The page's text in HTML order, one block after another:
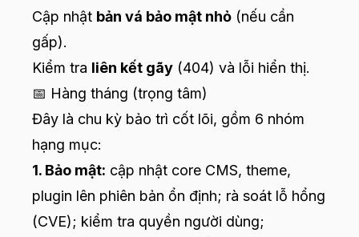
Cập nhật bản vá bảo mật nhỏ (nếu cần
gấp).
Kiểm tra liên kết gãy (404) và lỗi hiển thị.
📅 Hàng tháng (trọng tâm)
Đây là chu kỳ bảo trì cốt lõi, gồm 6 nhóm
hạng mục:
1. Bảo mật: cập nhật core CMS, theme,
plugin lên phiên bản ổn định; rà soát lỗ hổng
(CVE); kiểm tra quyền người dùng;